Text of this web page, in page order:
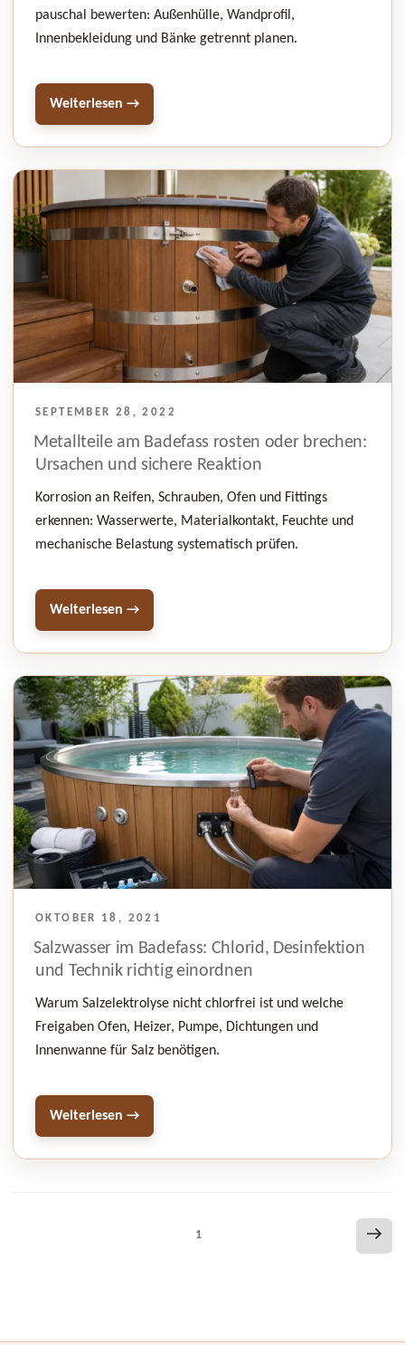
pauschal bewerten: Außenhülle, Wandprofil,
Innenbekleidung und Bänke getrennt planen.
Weiterlesen →
VERÖFFENTLICHT
SEPTEMBER 28, 2022
Metallteile am Badefass rosten oder brechen:
Ursachen und sichere Reaktion
Korrosion an Reifen, Schrauben, Ofen und Fittings
erkennen: Wasserwerte, Materialkontakt, Feuchte und
mechanische Belastung systematisch prüfen.
Weiterlesen →
VERÖFFENTLICHT
OKTOBER 18, 2021
Salzwasser im Badefass: Chlorid, Desinfektion
und Technik richtig einordnen
Warum Salzelektrolyse nicht chlorfrei ist und welche
Freigaben Ofen, Heizer, Pumpe, Dichtungen und
Innenwanne für Salz benötigen.
Weiterlesen →
1